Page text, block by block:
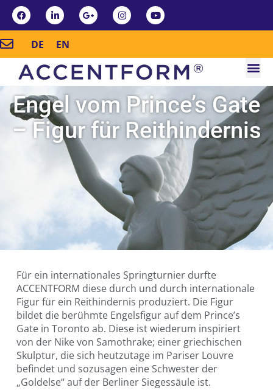
DE EN
Engel vom Prince’s Gate
– Figur für Reithindernis
Für ein internationales Springturnier durfte
ACCENTFORM diese durch und durch internationale
Figur für ein Reithindernis produziert. Die Figur
bildet die berühmte Engelsfigur auf dem Prince’s
Gate in Toronto ab. Diese ist wiederum inspiriert
von der Nike von Samothrake; einer griechischen
Skulptur, die sich heutzutage im Pariser Louvre
befindet und sozusagen eine Schwester der
„Goldelse“ auf der Berliner Siegessäule ist.